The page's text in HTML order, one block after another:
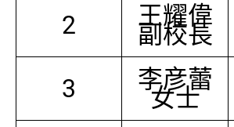
2 王耀偉
副校長
3 李彦蕾
女士